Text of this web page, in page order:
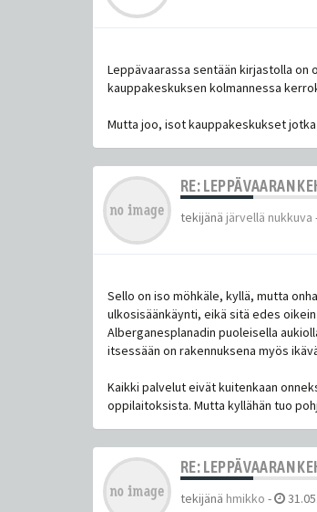
Leppävaarassa sentään kirjastolla on
kauppakeskuksen kolmannessa
Mutta joo, isot kauppakeskukset
RE: LEPPÄVAARAN
tekijänä järvellä nukkuva
Sello on iso möhkäle, kyllä, mutta
ulkosisäänkäynti, eikä sitä edes
Alberganesplanadin puoleisella
itsessään on rakennuksena myös
Kaikki palvelut eivät kuitenkaan
oppilaitoksista. Mutta kyllähän tuo
RE: LEPPÄVAARAN
tekijänä hmikko -